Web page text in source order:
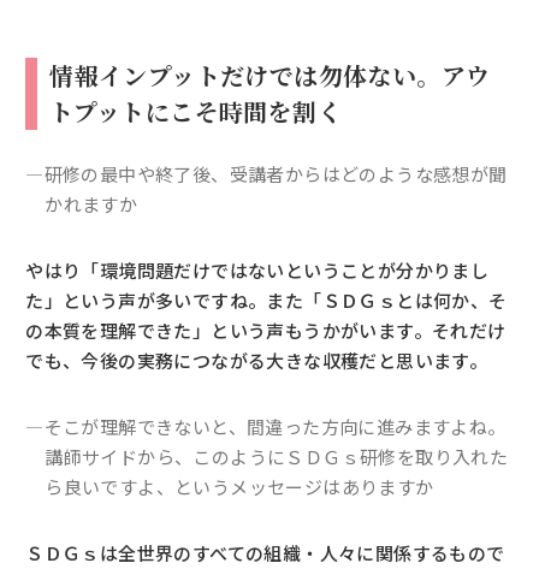
情報インプットだけでは勿体ない。アウ
トプットにこそ時間を割く
―研修の最中や終了後、受講者からはどのような感想が聞
かれますか
やはり「環境問題だけではないということが分かりまし
た」という声が多いですね。また「ＳＤＧｓとは何か、そ
の本質を理解できた」という声もうかがいます。それだけ
でも、今後の実務につながる大きな収穫だと思います。
―そこが理解できないと、間違った方向に進みますよね。
講師サイドから、このようにＳＤＧｓ研修を取り入れた
ら良いですよ、というメッセージはありますか
ＳＤＧｓは全世界のすべての組織・人々に関係するもので